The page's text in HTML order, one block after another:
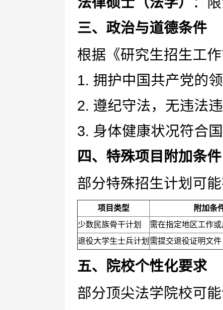
三、政治与道德条件
根据《研究生招生工
1. 拥护中国共产党的
2. 遵纪守法，无违法
3. 身体健康状况符合
四、特殊项目附加条件
部分特殊招生计划可
项目类型
附加条
少数民族骨干计划
需在指定地区工作
退役大学生士兵计划 需提交退役证明文件
五、院校个性化要求
部分顶尖法学院校可